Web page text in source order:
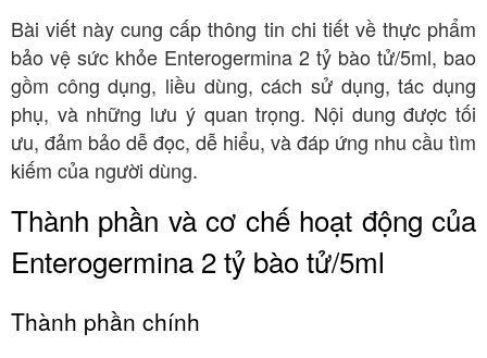
Bài viết này cung cấp thông tin chi tiết về thực phẩm
bảo vệ sức khỏe Enterogermina 2 tỷ bào tử/5ml, bao
gồm công dụng, liều dùng, cách sử dụng, tác dụng
phụ, và những lưu ý quan trọng. Nội dung được tối
ưu, đảm bảo dễ đọc, dễ hiểu, và đáp ứng nhu cầu tìm
kiếm của người dùng.
Thành phần và cơ chế hoạt động của
Enterogermina 2 tỷ bào tử/5ml
Thành phần chính